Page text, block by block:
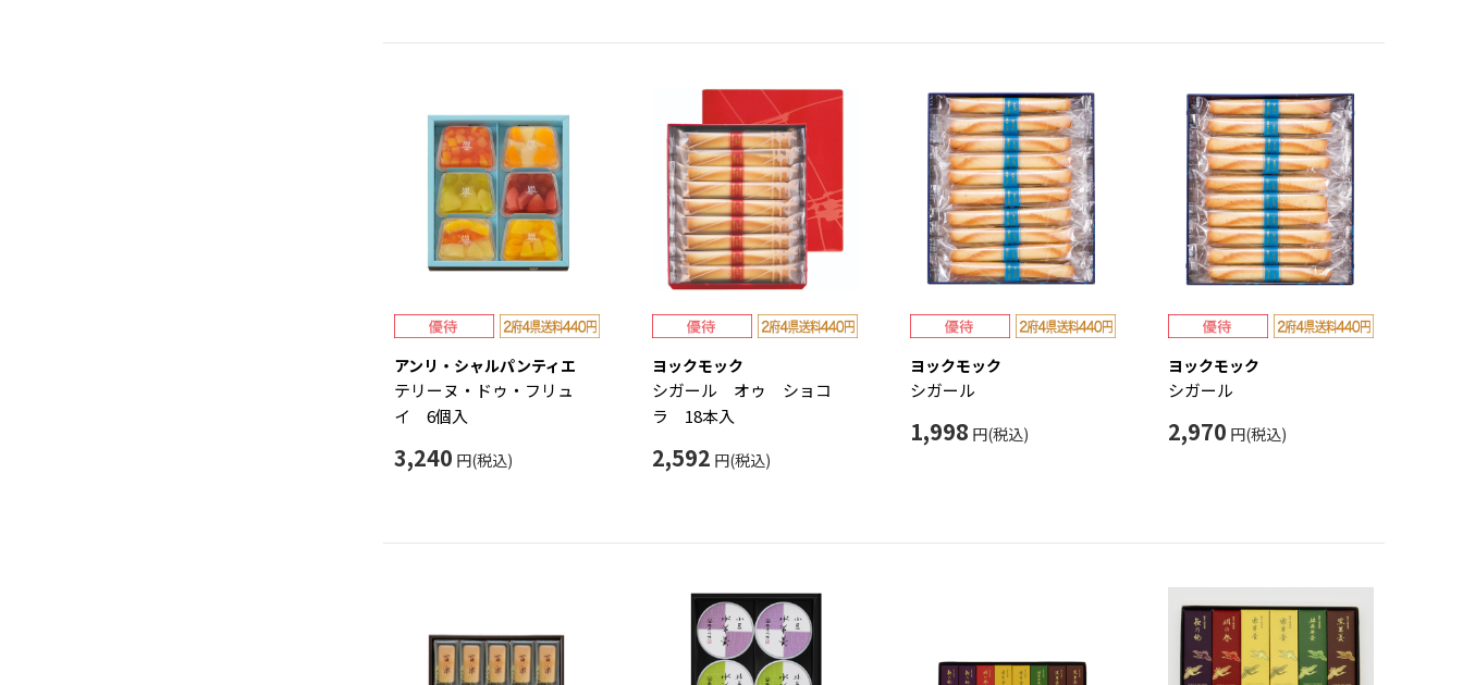
アンリ・シャルパンティエ
テリーヌ・ドゥ・フリュ
イ 6個入
3,240 円(税込)
ヨックモック
シガール オゥ ショコ
ラ 18本入
2,592 円(税込)
ヨックモック
シガール
1,998 円(税込)
ヨックモック
シガール
2,970 円(税込)